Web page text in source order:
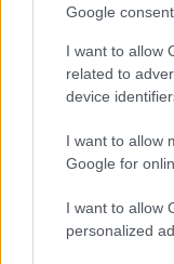
Google
I want to allow
related to
device
I want to allow
Google for
I want to allow
personalized
materie prime
Andrea Innocenti · 6 Ago